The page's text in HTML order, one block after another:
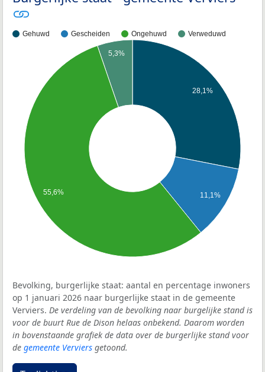
Gehuwd Gescheiden Ongehuwd Verweduwd
28,1%
11,1%
5,3%
55,6%
Bevolking, burgerlijke staat: aantal en percentage inwoners
op 1 januari 2026 naar burgerlijke staat in de gemeente
Verviers. De verdeling van de bevolking naar burgelijke stand is
voor de buurt Rue de Dison helaas onbekend. Daarom worden
in bovenstaande grafiek de data over de burgerlijke stand voor
de gemeente Verviers getoond.